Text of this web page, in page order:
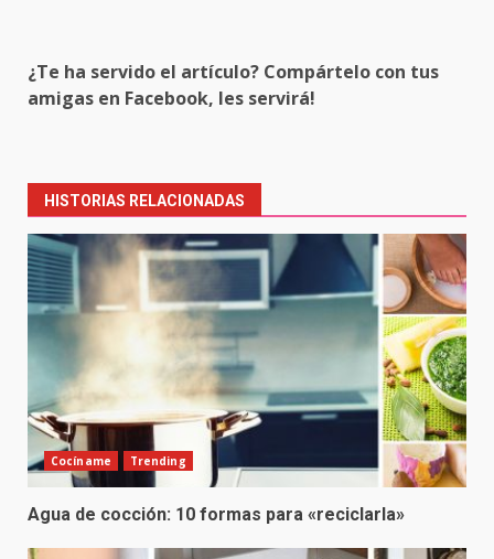
¿Te ha servido el artículo? Compártelo con tus
amigas en Facebook, les servirá!
navigation
HISTORIAS RELACIONADAS
Cocíname Trending
Agua de cocción: 10 formas para «reciclarla»